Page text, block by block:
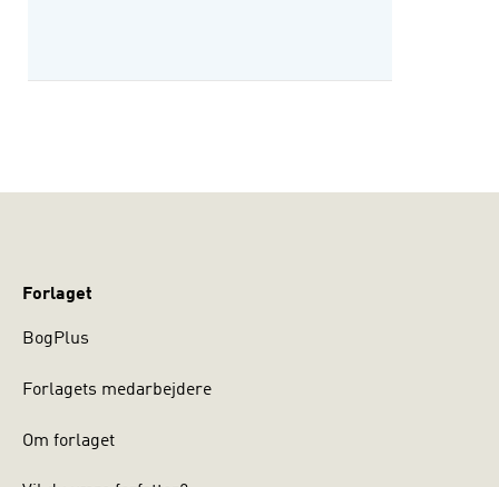
Forlaget
BogPlus
Forlagets medarbejdere
Om forlaget